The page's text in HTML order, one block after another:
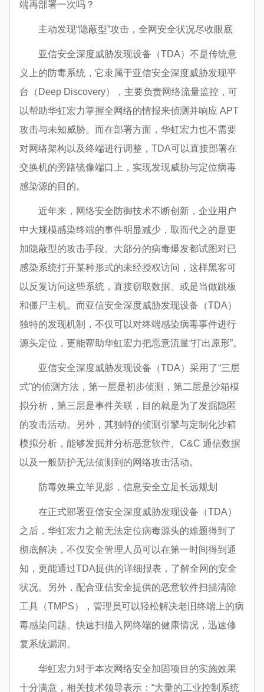
端再部署一次吗？
主动发现“隐蔽型”攻击，全网安全状况尽收眼底
亚信安全深度威胁发现设备（TDA）不是传统意
义上的防毒系统，它隶属于亚信安全深度威胁发现平
台（Deep Discovery），主要负责网络流量监控，可
以帮助华虹宏力掌握全网络的情报来侦测并响应 APT
攻击与未知威胁。而在部署方面，华虹宏力也不需要
对网络架构以及终端进行调整，TDA可以直接部署在
交换机的旁路镜像端口上，实现发现威胁与定位病毒
感染源的目的。
近年来，网络安全防御技术不断创新，企业用户
中大规模感染终端的事件明显减少，取而代之的是更
加隐蔽型的攻击手段。大部分的病毒爆发都试图对已
感染系统打开某种形式的未经授权访问，这样黑客可
以反复访问这些系统，直接窃取数据、或是当做跳板
和僵尸主机。而亚信安全深度威胁发现设备（TDA）
独特的发现机制，不仅可以对终端感染病毒事件进行
源头定位，更能帮助华虹宏力把恶意流量“打出原形”。
亚信安全深度威胁发现设备（TDA）采用了“三层
式”的侦测方法，第一层是初步侦测，第二层是沙箱模
拟分析，第三层是事件关联，目的就是为了发掘隐匿
的攻击活动。另外，其独特的侦测引擎与定制化沙箱
模拟分析，能够发掘并分析恶意软件、C&C 通信数据
以及一般防护无法侦测到的网络攻击活动。
防毒效果立竿见影，信息安全立足长远规划
在正式部署亚信安全深度威胁发现设备（TDA）
之后，华虹宏力之前无法定位病毒源头的难题得到了
彻底解决，不仅安全管理人员可以在第一时间得到通
知，更能通过TDA提供的详细报表，了解全网的安全
状况。另外，配合亚信安全提供的恶意软件扫描清除
工具（TMPS），管理员可以轻松解决老旧终端上的病
毒感染问题、快速扫描入网终端的健康情况，迅速修
复系统漏洞。
华虹宏力对于本次网络安全加固项目的实施效果
十分满意，相关技术领导表示：“大量的工业控制系统